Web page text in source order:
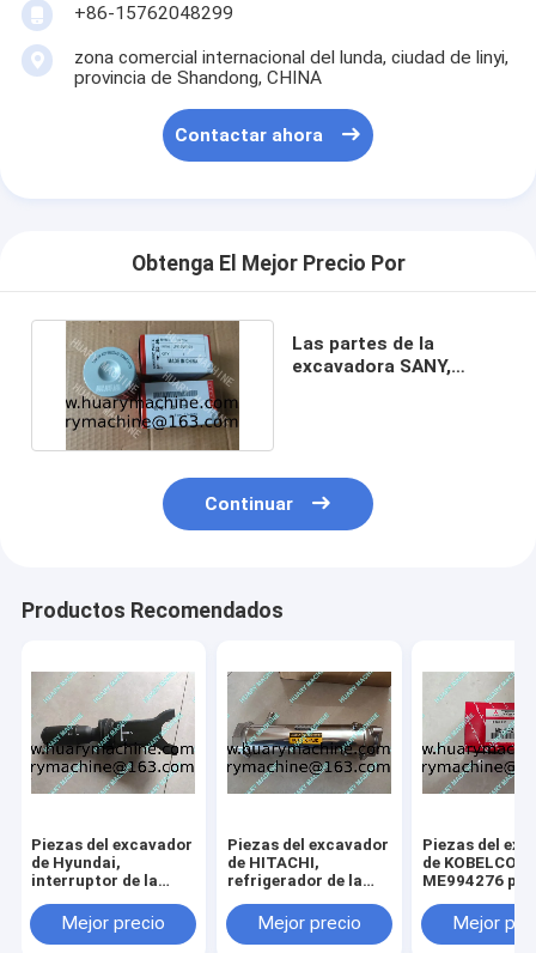
+86-15762048299
zona comercial internacional del lunda, ciudad de linyi,
provincia de Shandong, CHINA
Contactar ahora
Obtenga El Mejor Precio Por
Las partes de la
excavadora SANY,
Continuar
Productos Recomendados
Piezas del excavador
de Hyundai,
interruptor de la
00072Mejor precio
Piezas del excavador
de HITACHI,
refrigerador de la
recirculación de los
gases de escape 8-
Mejor precio
Piezas del
de KOBELCO,
ME994276
termóstato
6E SK330-6E
Mejor